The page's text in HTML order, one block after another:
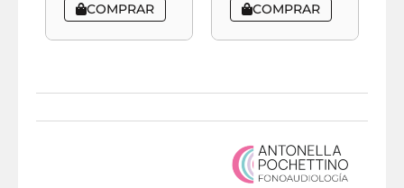
COMPRAR COMPRAR